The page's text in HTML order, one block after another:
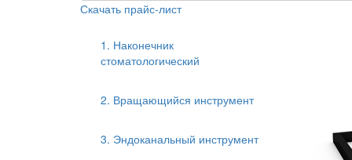
Скачать прайс-лист
1. Наконечник
стоматологический
2. Вращающийся инструмент
3. Эндоканальный инструмент